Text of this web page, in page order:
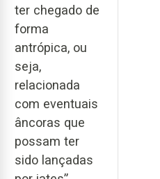
ter chegado de
forma
antrópica, ou
seja,
relacionada
com eventuais
âncoras que
possam ter
sido lançadas